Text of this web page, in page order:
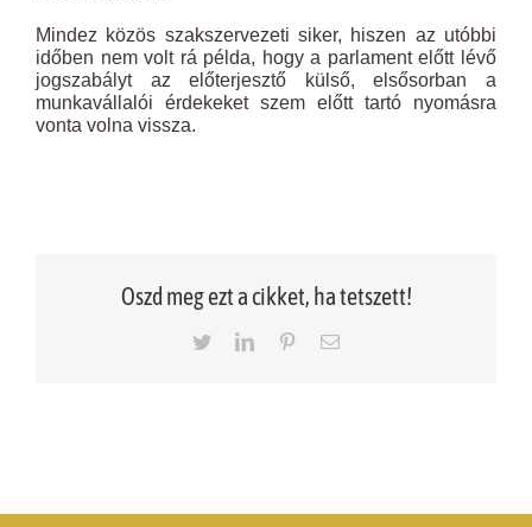
Mindez közös szakszervezeti siker, hiszen az utóbbi
időben nem volt rá példa, hogy a parlament előtt lévő
jogszabályt az előterjesztő külső, elsősorban a
munkavállalói érdekeket szem előtt tartó nyomásra
vonta volna vissza.
Oszd meg ezt a cikket, ha tetszett!
TwitterLinkedInPinterestEmail